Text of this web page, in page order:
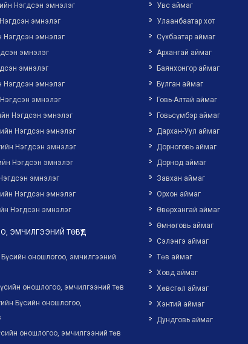
Нэгдсэн эмнэлэг
эмнэлэг
Нэгдсэн эмнэлэг
эмнэлэг
эмнэлэг
Нэгдсэн эмнэлэг
эмнэлэг
Нэгдсэн эмнэлэг
Нэгдсэн эмнэлэг
Нэгдсэн эмнэлэг
Нэгдсэн эмнэлэг
эмнэлэг
Нэгдсэн эмнэлэг
Нэгдсэн эмнэлэг
ЭМЧИЛГЭЭНИЙ ТӨВҮҮД
оношлогоо, эмчилгээний
оношлогоо, эмчилгээний төв
Бүсийн оношлогоо,
оношлогоо, эмчилгээний төв
Увс аймаг
Улаанбаатар хот
Сүхбаатар аймаг
Архангай аймаг
Баянхонгор аймаг
Булган аймаг
Говь-Алтай аймаг
Говьсүмбэр аймаг
Дархан-Уул аймаг
Дорноговь аймаг
Дорнод аймаг
Завхан аймаг
Орхон аймаг
Өвөрхангай аймаг
Өмнөговь аймаг
Сэлэнгэ аймаг
Төв аймаг
Ховд аймаг
Хөвсгөл аймаг
Хэнтий аймаг
Дундговь аймаг